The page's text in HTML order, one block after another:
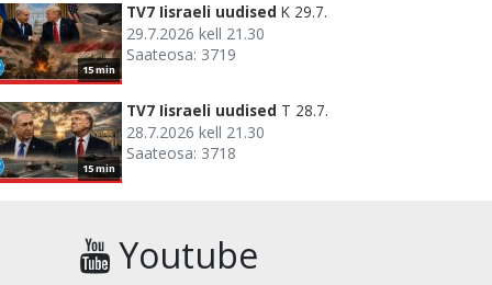
15 min
TV7 Iisraeli uudised K 29.7.
29.7.2026 kell 21.30
Saateosa: 3719
15 min
TV7 Iisraeli uudised T 28.7.
28.7.2026 kell 21.30
Saateosa: 3718
Youtube